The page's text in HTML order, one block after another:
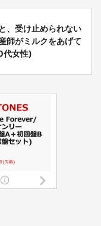
、受け止められない
師がミルクをあげて
代女性)